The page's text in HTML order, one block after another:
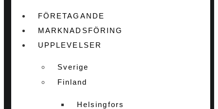
FÖRETAGANDE
MARKNADSFÖRING
UPPLEVELSER
Sverige
Finland
Helsingfors